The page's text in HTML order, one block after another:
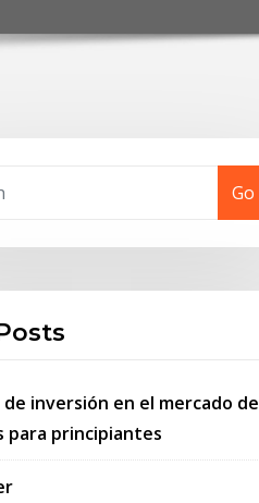
Go
inversión en el mercado de
para principiantes